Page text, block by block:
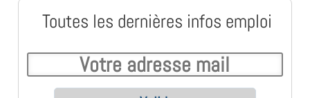
Toutes les dernières infos emploi